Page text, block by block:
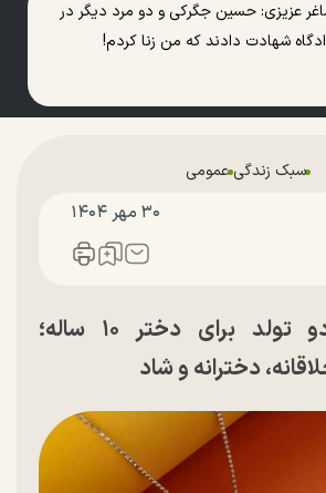
عزیزی: حسین جگرکی و دو مرد دیگر در
شهادت دادند که من زنا کردم!
سبک زندگیعمومی
۳۰ مهر ۱۴۰۴
بهترین کادو تولد برای دختر ۱۰ ساله؛
دخترانه و شاد